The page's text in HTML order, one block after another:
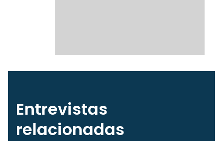
Entrevistas
relacionadas